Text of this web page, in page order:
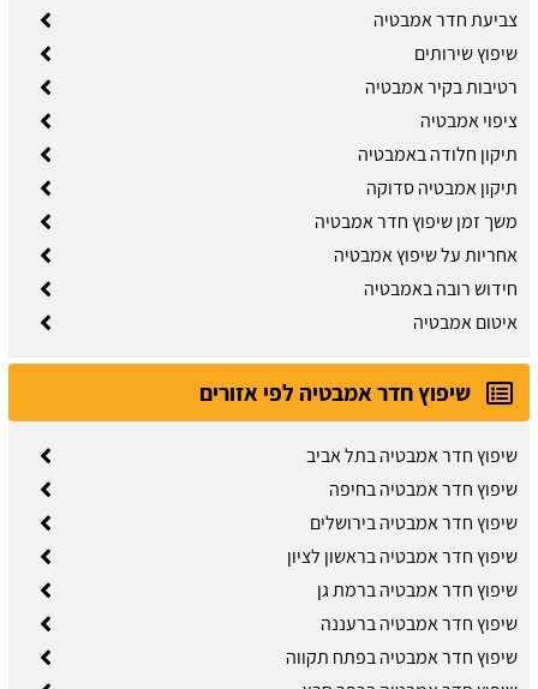
צביעת חדר אמבטיה
שיפוץ שירותים
רטיבות בקיר אמבטיה
ציפוי אמבטיה
תיקון חלודה באמבטיה
תיקון אמבטיה סדוקה
משך זמן שיפוץ חדר אמבטיה
אחריות על שיפוץ אמבטיה
חידוש רובה באמבטיה
איטום אמבטיה
שיפוץ חדר אמבטיה לפי אזורים
שיפוץ חדר אמבטיה בתל אביב
שיפוץ חדר אמבטיה בחיפה
שיפוץ חדר אמבטיה בירושלים
שיפוץ חדר אמבטיה בראשון לציון
שיפוץ חדר אמבטיה ברמת גן
שיפוץ חדר אמבטיה ברעננה
שיפוץ חדר אמבטיה בפתח תקווה